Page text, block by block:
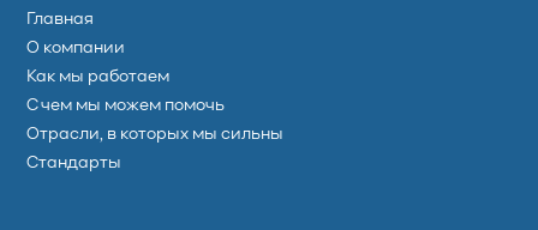
Главная
О компании
Как мы работаем
С чем мы можем помочь
Отрасли, в которых мы сильны
Стандарты